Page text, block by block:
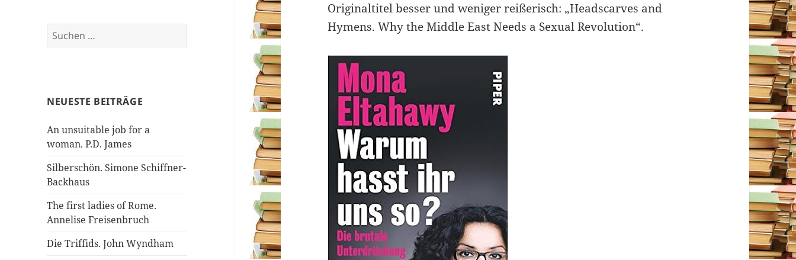
Suchen
nach:
NEUESTE BEITRÄGE
An unsuitable job for a
woman. P.D. James
Silberschön. Simone Schiffner-
Backhaus
The first ladies of Rome.
Annelise Freisenbruch
Die Triffids. John Wyndham
Originaltitel besser und weniger reißerisch: „Headscarves and
Hymens. Why the Middle East Needs a Sexual Revolution“.